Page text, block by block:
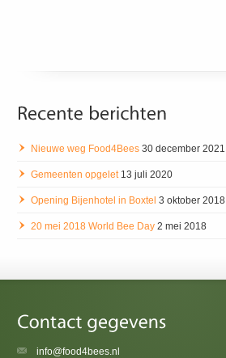
Nieuwe weg Food4Bees 30 december 2021
Gemeenten opgelet 13 juli 2020
Opening Bijenhotel in Boxtel 3 oktober 2018
20 mei 2018 World Bee Day 2 mei 2018
info@food4bees.nl